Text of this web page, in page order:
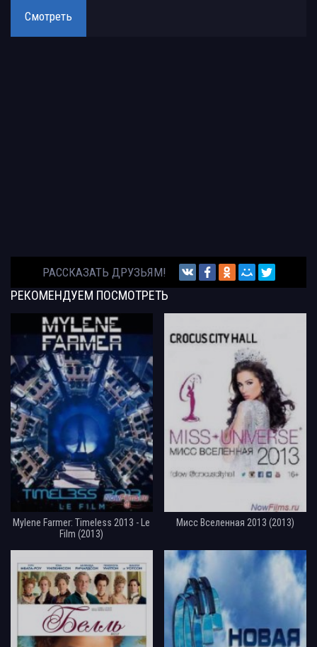
Смотреть
РАССКАЗАТЬ ДРУЗЬЯМ!
РЕКОМЕНДУЕМ ПОСМОТРЕТЬ
Mylene Farmer: Timeless 2013 - Le
Film (2013)
Мисс Вселенная 2013 (2013)